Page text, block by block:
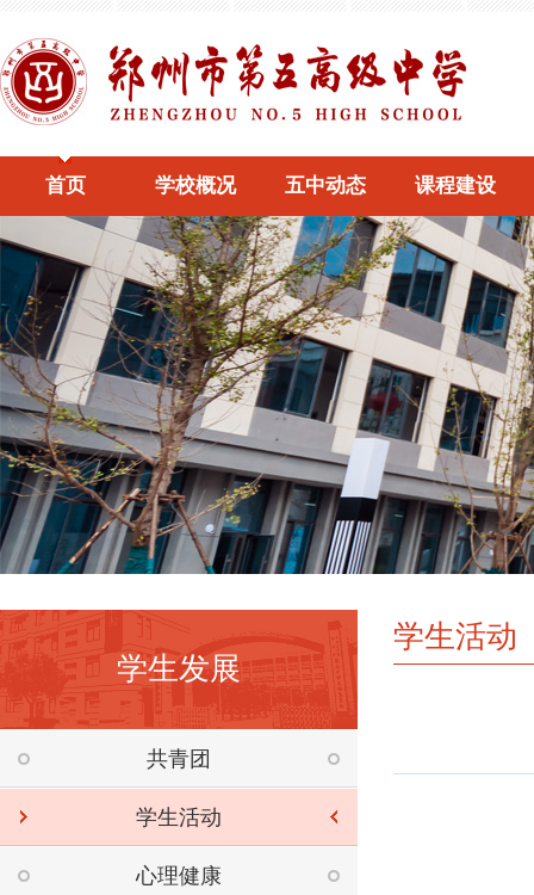
首页 学校概况 五中动态 课程建设
学生发展
共青团
学生活动
心理健康
学生活动